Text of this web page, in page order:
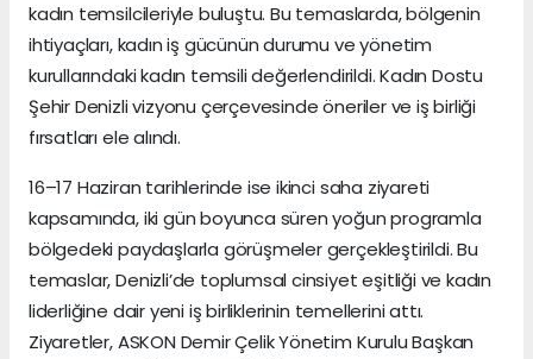
kadın temsilcileriyle buluştu. Bu temaslarda, bölgenin
ihtiyaçları, kadın iş gücünün durumu ve yönetim
kurullarındaki kadın temsili değerlendirildi. Kadın Dostu
Şehir Denizli vizyonu çerçevesinde öneriler ve iş birliği
fırsatları ele alındı.
16–17 Haziran tarihlerinde ise ikinci saha ziyareti
kapsamında, iki gün boyunca süren yoğun programla
bölgedeki paydaşlarla görüşmeler gerçekleştirildi. Bu
temaslar, Denizli’de toplumsal cinsiyet eşitliği ve kadın
liderliğine dair yeni iş birliklerinin temellerini attı.
Ziyaretler, ASKON Demir Çelik Yönetim Kurulu Başkan